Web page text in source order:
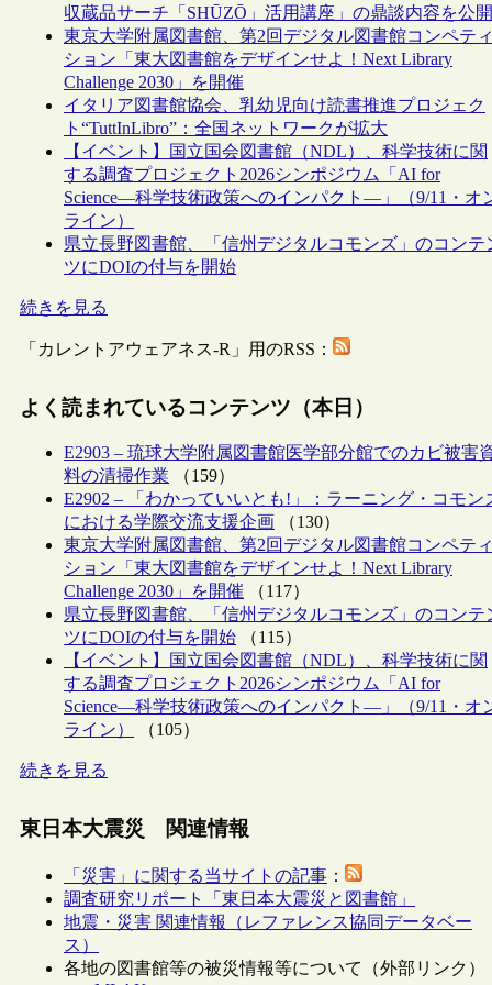
収蔵品サーチ「SHŪZŌ」活用講座」の鼎談内容を公開
東京大学附属図書館、第2回デジタル図書館コンペティ
ション「東大図書館をデザインせよ！Next Library
Challenge 2030」を開催
イタリア図書館協会、乳幼児向け読書推進プロジェク
ト“TuttInLibro”：全国ネットワークが拡大
【イベント】国立国会図書館（NDL）、科学技術に関
する調査プロジェクト2026シンポジウム「AI for
Science―科学技術政策へのインパクト―」（9/11・オ
ライン）
県立長野図書館、「信州デジタルコモンズ」のコンテ
ツにDOIの付与を開始
続きを見る
「カレントアウェアネス-R」用のRSS：
よく読まれているコンテンツ（本日）
E2903 – 琉球大学附属図書館医学部分館でのカビ被害
料の清掃作業 （159）
E2902 – 「わかっていいとも!」：ラーニング・コモン
における学際交流支援企画 （130）
東京大学附属図書館、第2回デジタル図書館コンペティ
ション「東大図書館をデザインせよ！Next Library
Challenge 2030」を開催 （117）
県立長野図書館、「信州デジタルコモンズ」のコンテ
ツにDOIの付与を開始 （115）
【イベント】国立国会図書館（NDL）、科学技術に関
する調査プロジェクト2026シンポジウム「AI for
Science―科学技術政策へのインパクト―」（9/11・オ
ライン）
（105）
続きを見る
東日本大震災 関連情報
「災害」に関する当サイトの記事 ：
調査研究リポート「東日本大震災と図書館」
地震・災害 関連情報（レファレンス協同データベー
ス）
各地の図書館等の被災情報等について（外部リンク）